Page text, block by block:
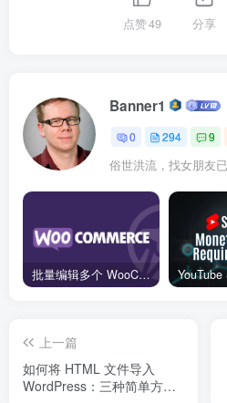
点赞49 分享
Banner1
0 294 9
批量编辑多个 WooCommerce 产品变体价格的 2 个方法？
上一篇
如何将 HTML 文件导入
WordPress：三种简单方法